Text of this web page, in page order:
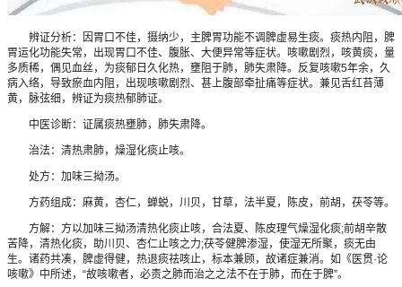
辨证分析：因胃口不佳，摄纳少，主脾胃功能不调脾虚易生痰。痰热内阻，脾
胃运化功能失常，出现胃口不佳、腹胀、大便异常等症状。咳嗽剧烈，咳黄痰，量
多质稀，偶见血丝，为痰郁日久化热，壅阻于肺，肺失肃降。反复咳嗽5年余，久
病入络，导致瘀血内阻，出现咳嗽剧烈、甚上腹部牵扯痛等症状。兼见舌红苔薄
黄，脉弦细，辨证为痰热郁肺证。
中医诊断：证属痰热壅肺，肺失肃降。
治法：清热肃肺，燥湿化痰止咳。
处方：加味三拗汤。
方药组成：麻黄，杏仁，蝉蜕，川贝，甘草，法半夏，陈皮，前胡，茯苓等。
方解：方以加味三拗汤清热化痰止咳，合法夏、陈皮理气燥湿化痰;前胡辛散
苦降，清热化痰，助川贝、杏仁止咳之力;茯苓健脾渗湿，使湿无所聚，痰无由
生。诸药共凑，脾虚得健，热退痰祛咳止，标本兼顾，故诸症兼消。如《医贯·论
咳嗽》中所述，“故咳嗽者，必责之肺而治之之法不在于肺，而在于脾”。